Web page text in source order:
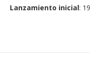
Lanzamiento inicial: